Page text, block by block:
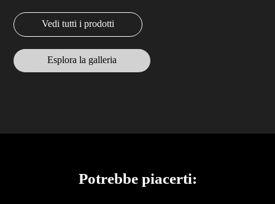
Vedi tutti i prodotti
Esplora la galleria
Potrebbe piacerti: